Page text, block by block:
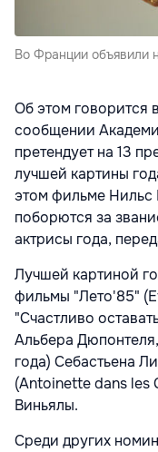
Во Франции объявили
Об этом говорится
сообщении
претендует на 13
лучшей картины
этом фильме
поборются за
актрисы года,
Лучшей картиной
фильмы "Лето'85"
"Счастливо
Альбера
года) Себастьена
(Antoinette dans les
Виньялы.
Среди других